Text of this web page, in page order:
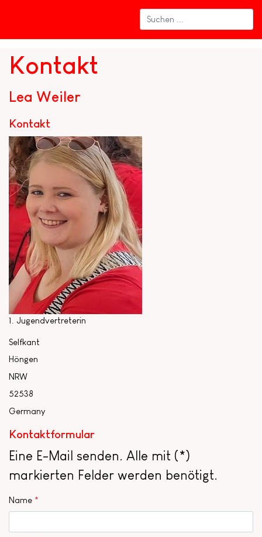
Kontakt
Lea Weiler
Kontakt
1. Jugendvertreterin
Selfkant
Höngen
NRW
52538
Germany
Kontaktformular
Eine E-Mail senden. Alle mit (*)
markierten Felder werden benötigt.
Name *